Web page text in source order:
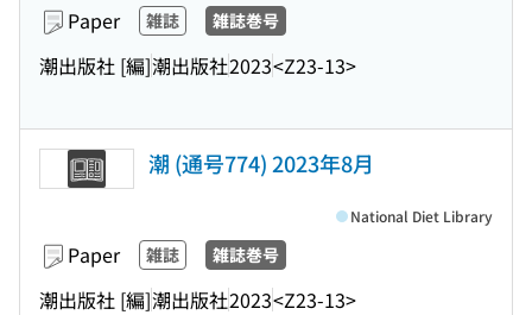
Paper 雑誌 雑誌巻号
潮出版社 [編]潮出版社2023<Z23-13>
潮 (通号774) 2023年8月
Paper 雑誌 雑誌巻号
潮出版社 [編]潮出版社2023<Z23-13>
National Diet Library